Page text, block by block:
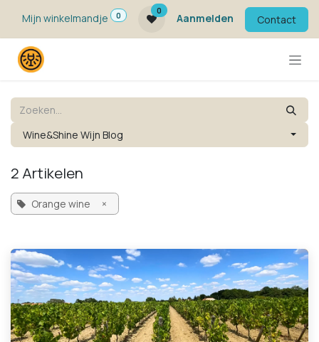
Mijn winkelmandje
0
0
Aanmelden Contact
Wine&Shine Wijn Blog
2 Artikelen
Orange wine ×